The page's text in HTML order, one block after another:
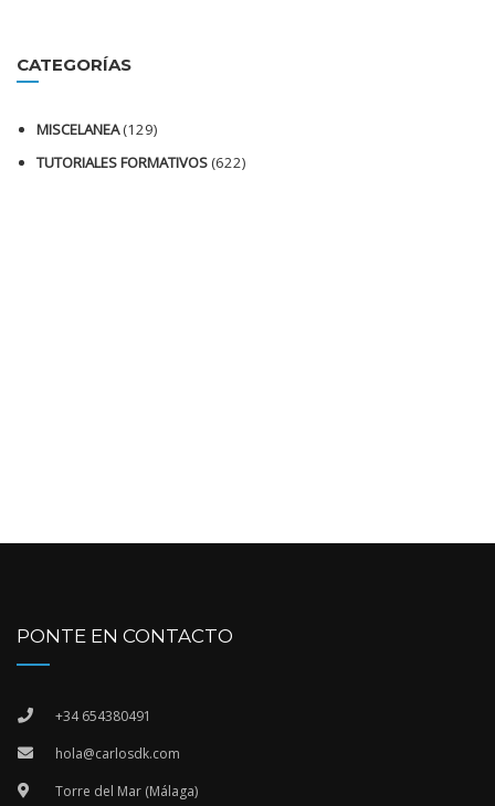
CATEGORÍAS
MISCELANEA(129)
TUTORIALES FORMATIVOS(622)
PONTE EN CONTACTO
+34 654380491
hola@carlosdk.com
Torre del Mar (Málaga)